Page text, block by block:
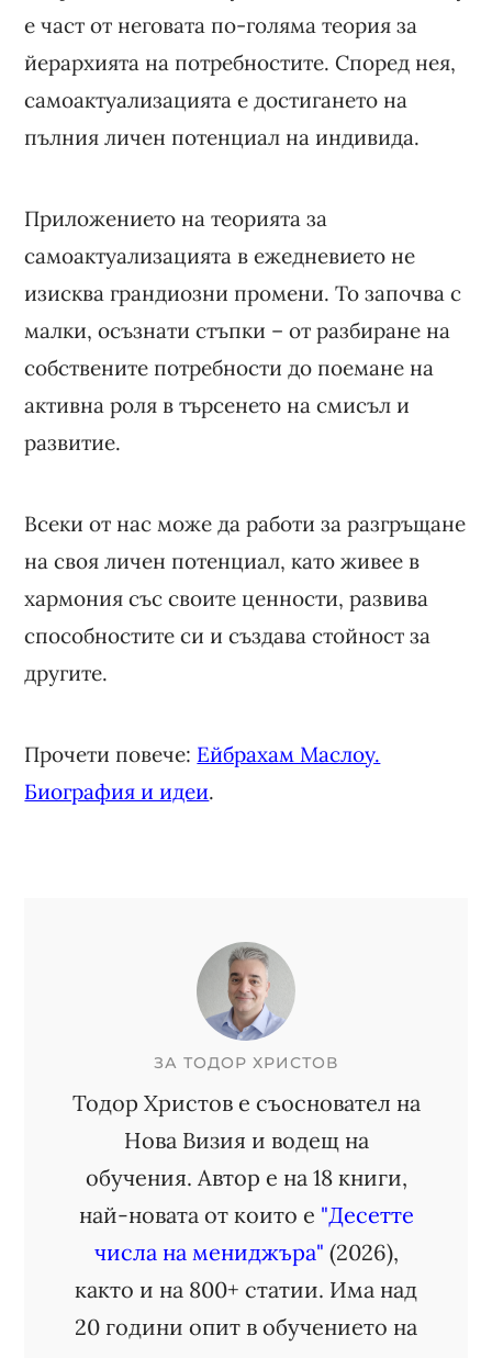
е част от неговата по-голяма теория за
йерархията на потребностите. Според нея,
самоактуализацията е достигането на
пълния личен потенциал на индивида.
Приложението на теорията за
самоактуализацията в ежедневието не
изисква грандиозни промени. То започва с
малки, осъзнати стъпки – от разбиране на
собствените потребности до поемане на
активна роля в търсенето на смисъл и
развитие.
Всеки от нас може да работи за разгръщане
на своя личен потенциал, като живее в
хармония със своите ценности, развива
способностите си и създава стойност за
другите.
Прочети повече: Ейбрахам Маслоу.
Биография и идеи.
ЗА ТОДОР ХРИСТОВ
Тодор Христов е съосновател на
Нова Визия и водещ на
обучения. Автор е на 18 книги,
най-новата от които е "Десетте
числа на мениджъра" (2026),
както и на 800+ статии. Има над
20 години опит в обучението на